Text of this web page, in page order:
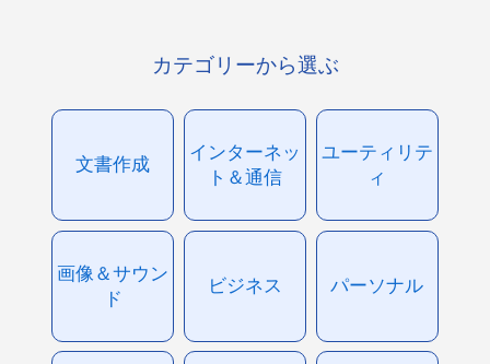
カテゴリーから選ぶ
文書作成
インターネッ
ト＆通信
ユーティリテ
ィ
画像＆サウン
ド
ビジネス パーソナル